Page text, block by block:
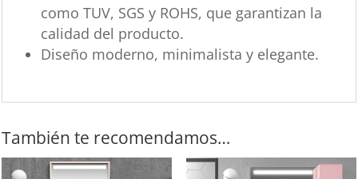
como TUV, SGS y ROHS, que garantizan la
calidad del producto.
Diseño moderno, minimalista y elegante.
También te recomendamos…